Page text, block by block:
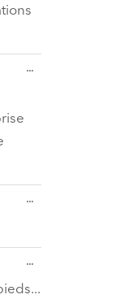
...Diese
...Diese
...Diese